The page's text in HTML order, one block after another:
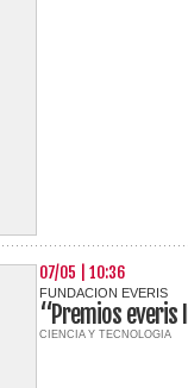
07/05 | 10:36
FUNDACION EVERIS
“Premios
CIENCIA Y TECNOLOGIA